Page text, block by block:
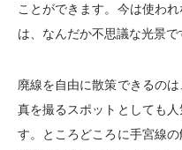
ことができます。今は使わ
は、なんだか不思議な光景で
廃線を自由に散策できるの
真を撮るスポットとしても
す。ところどころに手宮線